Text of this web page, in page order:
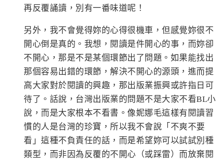
再反覆誦讀，別有一番味道呢！
另外，我不會覺得妳的心得很機車，但感覺妳很不
開心倒是真的。我想，閱讀是件開心的事，而妳卻
不開心，那是不是某個環節出了問題。如果能找出
那個容易出錯的環節，解決不開心的源頭，進而提
高大家對於閱讀的興趣，那出版業振興或許指日可
待了。話說，台灣出版業的問題不是大家不看BL小
說，而是大家根本不看書。像妮娜毛這樣有閱讀習
慣的人是台灣的珍寶，所以我不會說「不爽不要
看」這種不負責任的話，而是希望妳可以試試別種
類型，而非因為反覆的不開心（或踩雷）而放棄閱